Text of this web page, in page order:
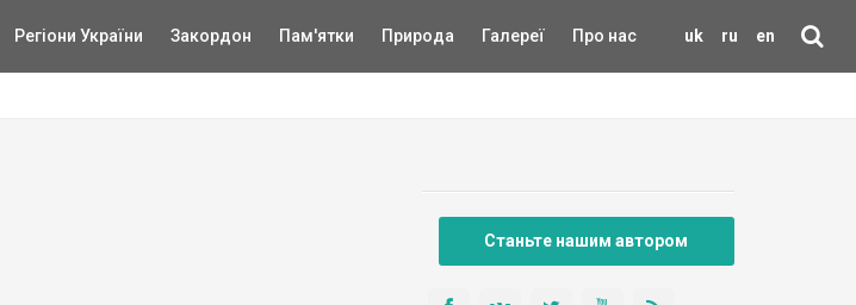
uk ru en
Регіони України Закордон Пам'ятки Природа Галереї Про нас
Станьте нашим автором